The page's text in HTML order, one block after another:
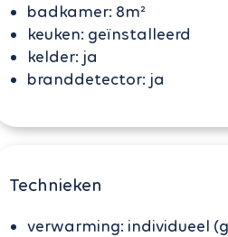
badkamer: 8m²
keuken: geïnstalleerd
kelder: ja
branddetector: ja
Technieken
verwarming: individueel